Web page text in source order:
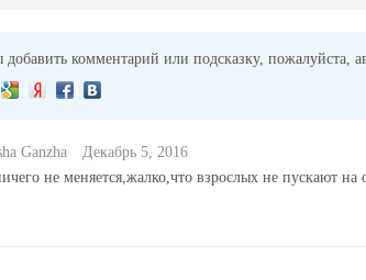
комментарий или подсказку, пожалуйста,
Ganzha
Декабрь 5, 2016
не меняется,жалко,что взрослых не пускают